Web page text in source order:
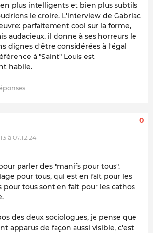
plus intelligents et bien plus subtils
le croire. L'interview de Gabriac
parfaitement cool sur la forme,
audacieux, il donne à ses horreurs le
dignes d'être considérées à l'égal
à "Saint" Louis est
habile.
à 07:12:24
0
parler des "manifs pour tous".
pour tous, qui est en fait pour les
pour tous sont en fait pour les cathos
des deux sociologues, je pense que
apparus de façon aussi visible, c'est